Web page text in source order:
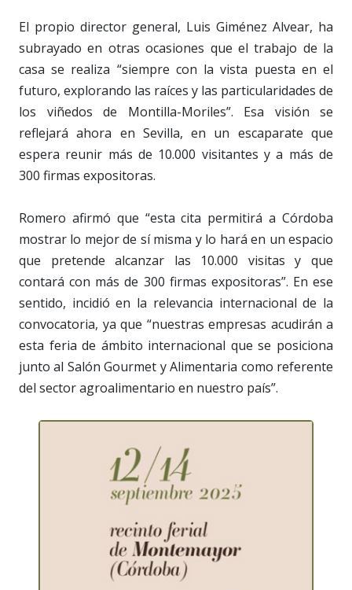
El propio director general, Luis Giménez Alvear, ha
subrayado en otras ocasiones que el trabajo de la
casa se realiza “siempre con la vista puesta en el
futuro, explorando las raíces y las particularidades de
los viñedos de Montilla-Moriles”. Esa visión se
reflejará ahora en Sevilla, en un escaparate que
espera reunir más de 10.000 visitantes y a más de
300 firmas expositoras.
Romero afirmó que “esta cita permitirá a Córdoba
mostrar lo mejor de sí misma y lo hará en un espacio
que pretende alcanzar las 10.000 visitas y que
contará con más de 300 firmas expositoras”. En ese
sentido, incidió en la relevancia internacional de la
convocatoria, ya que “nuestras empresas acudirán a
esta feria de ámbito internacional que se posiciona
junto al Salón Gourmet y Alimentaria como referente
del sector agroalimentario en nuestro país”.